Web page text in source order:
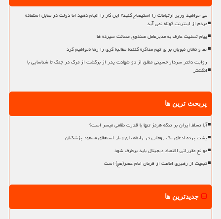
می خواهید وزیر ارتباطات را استیضاح کنید؟ این کار را انجام دهید اما دولت در مقابل استفاده
مردم از اینترنت کوتاه نمی آید
پیام تسلیت عارف به مدیرعامل صندوق ضمانت سپرده ها
خط و نشان نبویان برای تیم مذاکره کننده مطالبه گری را رها نخواهیم کرد
روایت دختر سردار حسینی مطلق از دو شهادت پدر از برگشت از مرگ در جنگ تا شناسایی با
انگشتر
پربحث ترین ها
آیا تسلط ایران بر تنگه هرمز تنها با قدرت نظامی میسر است؟
پشت پرده ادعای یک روحانی در رابطه با ۲۸ بار استعفای مسعود پزشکیان
موانع مقرراتی اقتصاد دیجیتال باید برطرف شود
تبعیت از رهبری اطاعت از فرمان امام عصر(عج) است
جدیدترین ها